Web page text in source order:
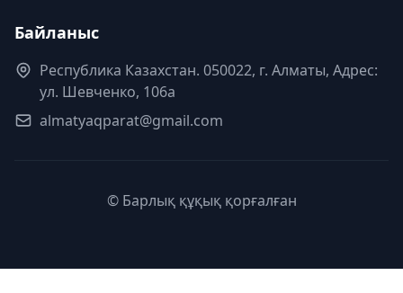
Байланыс
Республика Казахстан. 050022, г. Алматы, Адрес:
ул. Шевченко, 106а
almatyaqparat@gmail.com
© Барлық құқық қорғалған